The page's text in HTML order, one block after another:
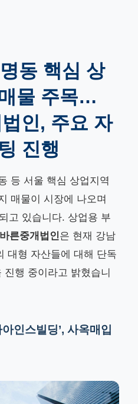
동 핵심 상
물 주목…
인, 주요 자
진행
등 서울 핵심 상업지역
매물이 시장에 나오며
고 있습니다. 상업용 부
른중개법인은 현재 강남
대형 자산들에 대해 단독
행 중이라고 밝혔습니
인스빌딩’, 사옥매입